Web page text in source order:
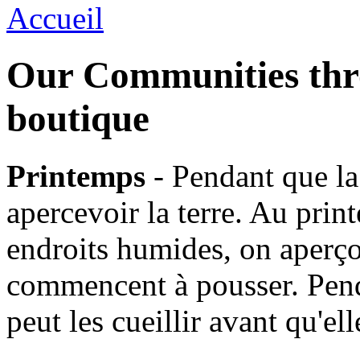
Accueil
Our Communities
boutique
Printemps - Pendant que
apercevoir la terre. Au
endroits humides, on
commencent à pousser.
peut les cueillir avant